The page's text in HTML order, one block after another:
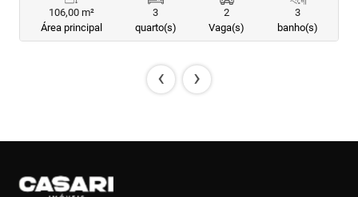
106,00 m²
Área principal
3
quarto(s)
2
Vaga(s)
3
banho(s)
‹ ›